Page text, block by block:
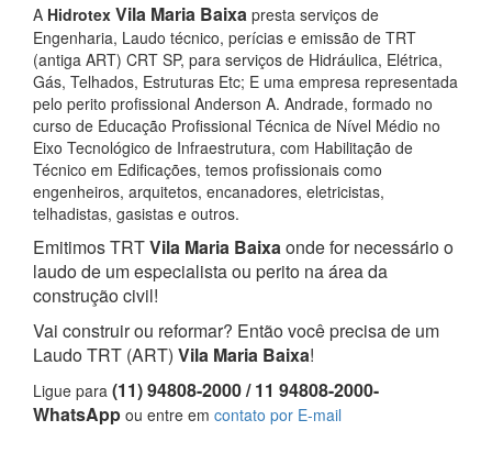
A Hidrotex Vila Maria Baixa presta serviços de
Engenharia, Laudo técnico, perícias e emissão de TRT
(antiga ART) CRT SP, para serviços de Hidráulica, Elétrica,
Gás, Telhados, Estruturas Etc; E uma empresa representada
pelo perito profissional Anderson A. Andrade, formado no
curso de Educação Profissional Técnica de Nível Médio no
Eixo Tecnológico de Infraestrutura, com Habilitação de
Técnico em Edificações, temos profissionais como
engenheiros, arquitetos, encanadores, eletricistas,
telhadistas, gasistas e outros.
Emitimos TRTVila Maria Baixaonde for necessário o
laudo de um especialista ou perito na área da
construção civil!
Vai construir ou reformar? Então você precisa de um
Laudo TRT (ART) Vila Maria Baixa!
Ligue para (11) 94808-2000 / 11 94808-2000-
WhatsApp ou entre em contato por E-mail